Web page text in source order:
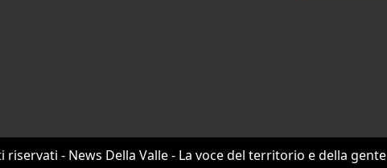
riservati - News Della Valle - La voce del territorio e della gente